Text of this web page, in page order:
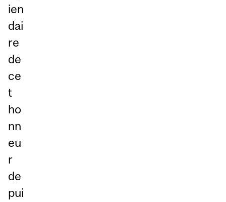
ien
dai
re
de
ce
t
ho
nn
eu
r
de
pui